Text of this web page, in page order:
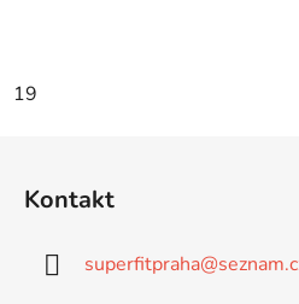
19
Kontakt
superfitpraha@